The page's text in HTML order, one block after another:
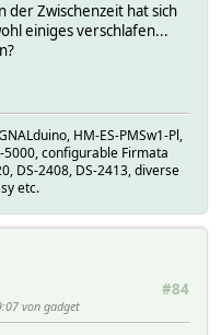
der Zwischenzeit hat sich
einiges verschlafen...
HM-ES-PMSw1-Pl,
5000, configurable Firmata
DS-2408, DS-2413, diverse
etc.
#84
von gadget